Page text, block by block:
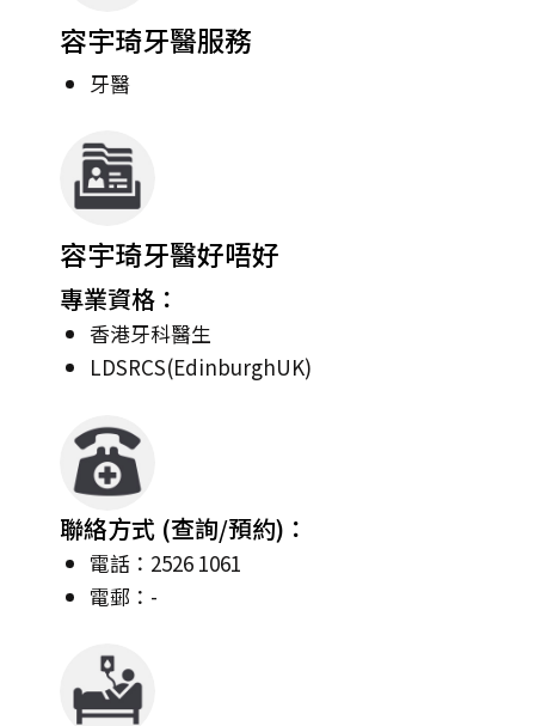
容宇琦牙醫服務
牙醫
容宇琦牙醫好唔好
專業資格：
香港牙科醫生
LDSRCS(EdinburghUK)
聯絡方式 (查詢/預約)：
電話：2526 1061
電郵：-